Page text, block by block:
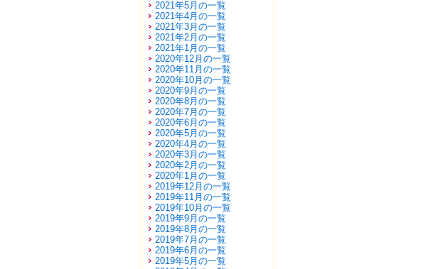
2021年5月の一覧
2021年4月の一覧
2021年3月の一覧
2021年2月の一覧
2021年1月の一覧
2020年12月の一覧
2020年11月の一覧
2020年10月の一覧
2020年9月の一覧
2020年8月の一覧
2020年7月の一覧
2020年6月の一覧
2020年5月の一覧
2020年4月の一覧
2020年3月の一覧
2020年2月の一覧
2020年1月の一覧
2019年12月の一覧
2019年11月の一覧
2019年10月の一覧
2019年9月の一覧
2019年8月の一覧
2019年7月の一覧
2019年6月の一覧
2019年5月の一覧